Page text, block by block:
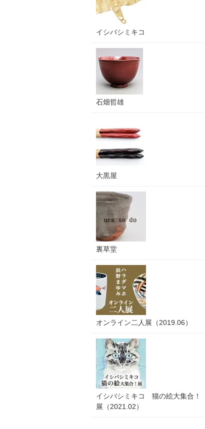
イシバシミキコ
石畑哲雄
大黒屋
裏草堂
オンライン二人展（2019.06）
イシバシミキコ 猫の絵大集合！
展（2021.02）